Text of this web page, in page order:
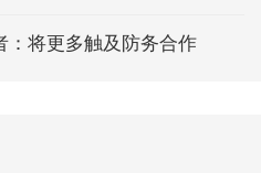
：将更多触及防务合作